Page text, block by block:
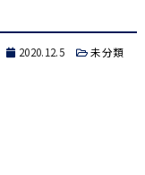
2020.12.5 未分類